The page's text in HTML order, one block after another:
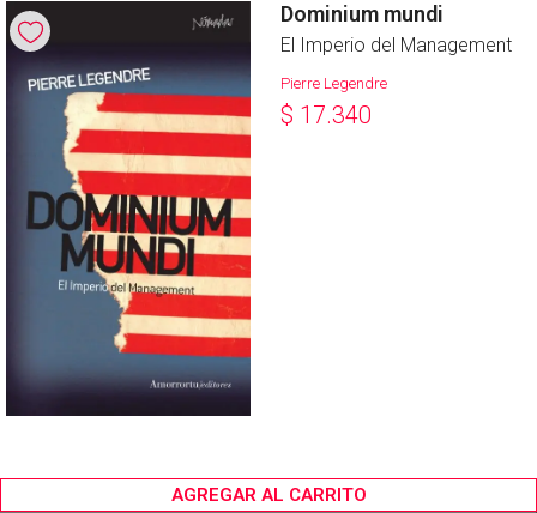
Dominium mundi
El Imperio del Management
Pierre Legendre
$ 17.340
AGREGAR AL CARRITO